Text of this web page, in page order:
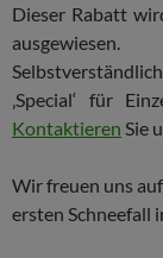
Dieser Rabatt
ausgewiesen.
‚Special‘ für
Kontaktieren Sie
Wir freuen uns
ersten Schneefall